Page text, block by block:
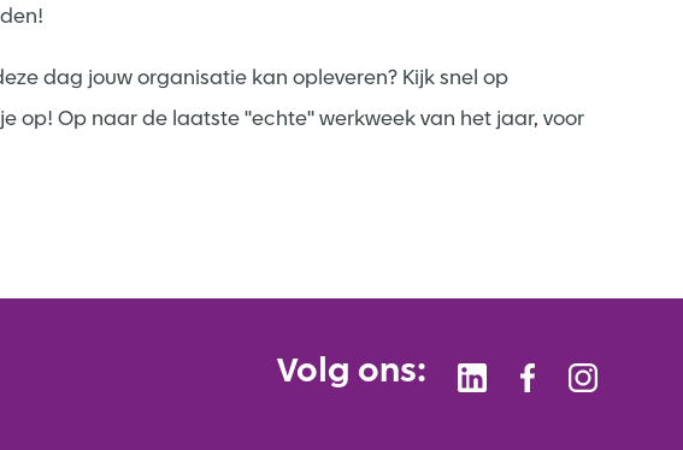
dag jouw organisatie kan opleveren? Kijk snel op
op! Op naar de laatste ''echte'' werkweek van het jaar, voor
Volg ons: